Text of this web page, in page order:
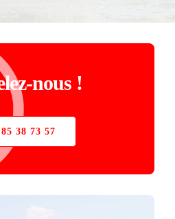
nous !
38 73 57